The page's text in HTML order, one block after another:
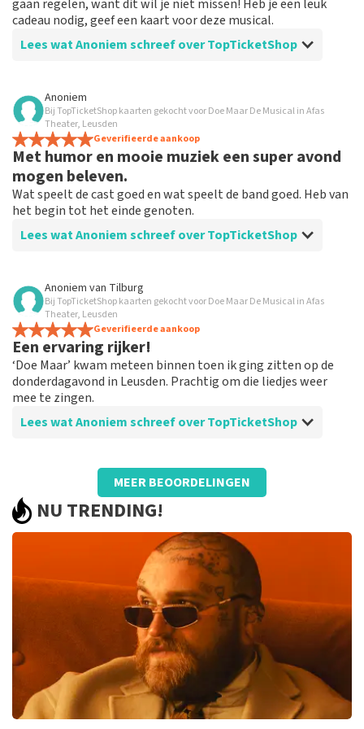
gaan regelen, want dit wil je niet missen! Heb je een leuk
cadeau nodig, geef een kaart voor deze musical.
Lees wat Anoniem schreef over TopTicketShop
Beoordeling van Anoniem over
Prima!
Duidelijk communicatie, zou weer via TopTicketshop
bestellen
Anoniem
Bij TopTicketShop kaarten gekocht voor Doe Maar De Musical in Afas
Theater, Leusden
Geverifieerde aankoop
Met humor en mooie muziek een super avond
mogen beleven.
Wat speelt de cast goed en wat speelt de band goed. Heb van
het begin tot het einde genoten.
Lees wat Anoniem schreef over TopTicketShop
Beoordeling van Anoniem over
Na teleurstelling omdat het niet
doorging, goed geholpen om weer te
kunnen boeken.!
Prima!
Anoniem van Tilburg
Bij TopTicketShop kaarten gekocht voor Doe Maar De Musical in Afas
Theater, Leusden
Geverifieerde aankoop
Een ervaring rijker!
‘Doe Maar’ kwam meteen binnen toen ik ging zitten op de
donderdagavond in Leusden. Prachtig om die liedjes weer
mee te zingen.
Lees wat Anoniem schreef over TopTicketShop
Beoordeling van Anoniem overTopTicketShop
Een ander ticket dan besteld!
Vreemd dat de prijs van de tickets behoorlijk hoog
waren en de uiteindelijke tickets een veel lagere
ticketprijs vertoonden, dan wij hebben betaald.
MEER BEOORDELINGEN
NU TRENDING!